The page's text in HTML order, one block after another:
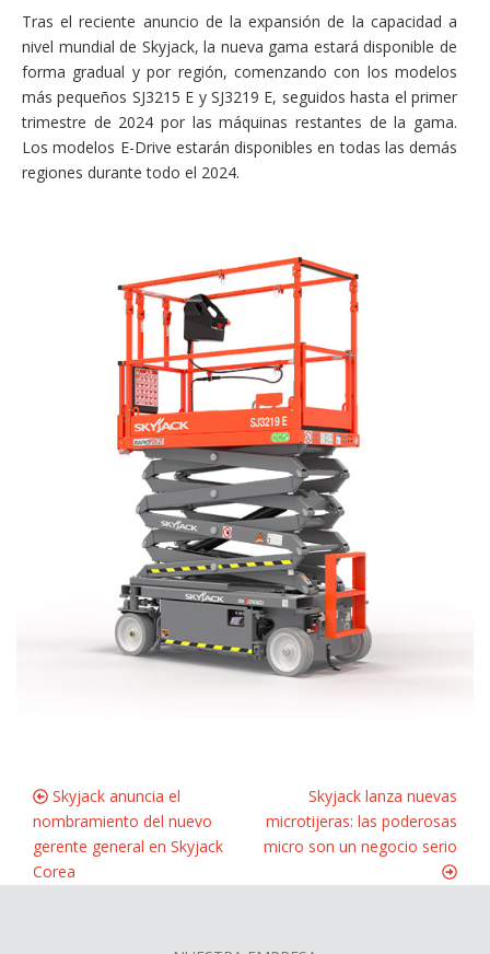
Tras el reciente anuncio de la expansión de la capacidad a
nivel mundial de Skyjack, la nueva gama estará disponible de
forma gradual y por región, comenzando con los modelos
más pequeños SJ3215 E y SJ3219 E, seguidos hasta el primer
trimestre de 2024 por las máquinas restantes de la gama.
Los modelos E-Drive estarán disponibles en todas las demás
regiones durante todo el 2024.
Skyjack anuncia el
nombramiento del nuevo
gerente general en Skyjack
Corea
Skyjack lanza nuevas
microtijeras: las poderosas
micro son un negocio serio